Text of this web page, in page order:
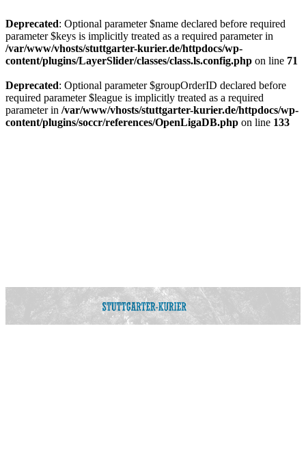
Deprecated: Optional parameter $name declared before required
parameter $keys is implicitly treated as a required parameter in
/var/www/vhosts/stuttgarter-kurier.de/httpdocs/wp-
content/plugins/LayerSlider/classes/class.ls.config.php on line 71
Deprecated: Optional parameter $groupOrderID declared before
required parameter $league is implicitly treated as a required
parameter in /var/www/vhosts/stuttgarter-kurier.de/httpdocs/wp-
content/plugins/soccr/references/OpenLigaDB.php on line 133